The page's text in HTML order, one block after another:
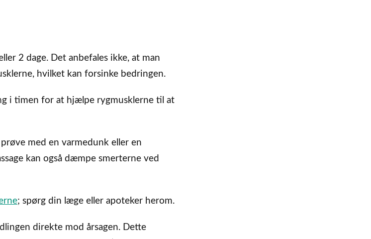
2 dage. Det anbefales ikke, at man
hvilket kan forsinke bedringen.
i timen for at hjælpe rygmusklerne til at
med en varmedunk eller en
kan også dæmpe smerterne ved
; spørg din læge eller apoteker herom.
direkte mod årsagen. Dette